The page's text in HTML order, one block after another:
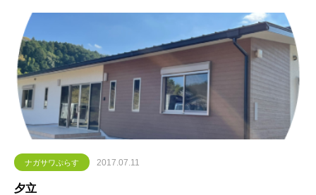
ナガサワぷらす 2017.07.11
夕立